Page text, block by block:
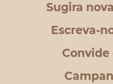
Sugira
Escreva-
Convide